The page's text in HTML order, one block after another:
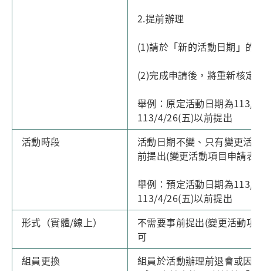
2.提前辦理
(1)請於「新的活動日期」的
(2)完成申請後，將重新核定
舉例：原定活動日期為113/
113/4/26(五)以前提出
活動時段
活動日期不變、只有變更活
前提出(變更活動項目申請表)
舉例：預定活動日期為113/
113/4/26(五)以前提出
形式（實體/線上）
不需要事前提出(變更活動項
可
組員更換
組員於活動辦理前退會或因